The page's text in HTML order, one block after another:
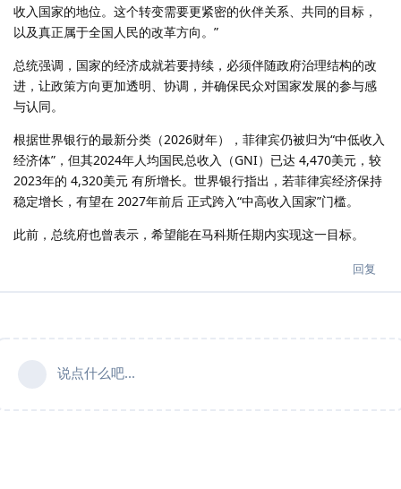
收入国家的地位。这个转变需要更紧密的伙伴关系、共同的目标，
以及真正属于全国人民的改革方向。”
总统强调，国家的经济成就若要持续，必须伴随政府治理结构的改
进，让政策方向更加透明、协调，并确保民众对国家发展的参与感
与认同。
根据世界银行的最新分类（2026财年），菲律宾仍被归为“中低收入
经济体”，但其2024年人均国民总收入（GNI）已达 4,470美元，较
2023年的 4,320美元 有所增长。世界银行指出，若菲律宾经济保持
稳定增长，有望在 2027年前后 正式跨入“中高收入国家”门槛。
此前，总统府也曾表示，希望能在马科斯任期内实现这一目标。
回复
说点什么吧...